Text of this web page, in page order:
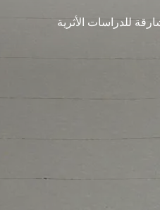
للدراسات الأثرية